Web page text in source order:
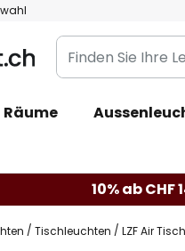
Finden
Sie
Leuchte...
Räume
10% ab CHF
Tischleuchten LZF Air